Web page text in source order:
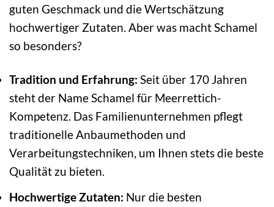
guten Geschmack und die Wertschätzung
hochwertiger Zutaten. Aber was macht Schamel
so besonders?
Tradition und Erfahrung: Seit über 170 Jahren
steht der Name Schamel für Meerrettich-
Kompetenz. Das Familienunternehmen pflegt
traditionelle Anbaumethoden und
Verarbeitungstechniken, um Ihnen stets die beste
Qualität zu bieten.
Hochwertige Zutaten: Nur die besten